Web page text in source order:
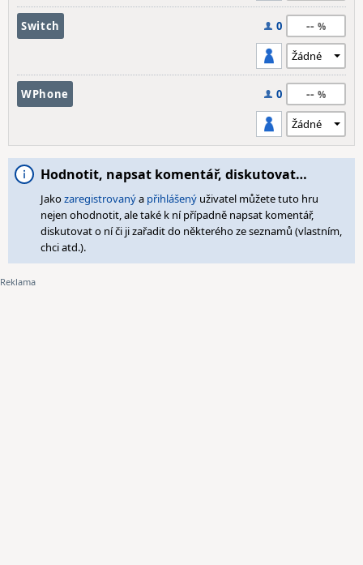
Switch 0 --
WPhone 0 --
Hodnotit, napsat komentář, diskutovat…
Jakozaregistrovanýa přihlášený uživatel můžete tuto hru
nejen ohodnotit, ale také k ní případně napsat komentář,
diskutovat o ní či ji zařadit do některého ze seznamů (vlastním,
chci atd.).